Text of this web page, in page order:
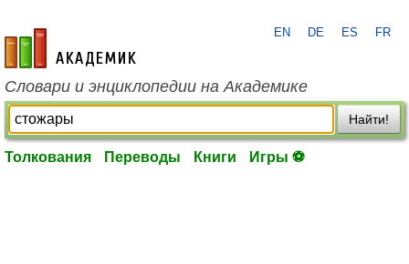
academic.ru
EN DE ES FR
Словари и энциклопедии на Академике
Найти!
Толкования Переводы Книги Игры ⚽